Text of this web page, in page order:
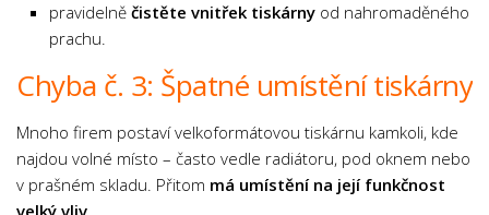
pravidelně čistěte vnitřek tiskárny od nahromaděného
prachu.
Chyba č. 3: Špatné umístění tiskárny
Mnoho firem postaví velkoformátovou tiskárnu kamkoli, kde
najdou volné místo – často vedle radiátoru, pod oknem nebo
v prašném skladu. Přitom má umístění na její funkčnost
velký vliv.